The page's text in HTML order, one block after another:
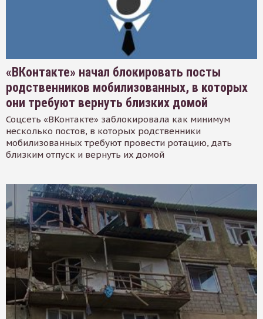
«ВКонтакте» начал блокировать посты
родственников мобилизованных, в которых
они требуют вернуть близких домой
Соцсеть «ВКонтакте» заблокировала как минимум
несколько постов, в которых родственники
мобилизованных требуют провести ротацию, дать
близким отпуск и вернуть их домой